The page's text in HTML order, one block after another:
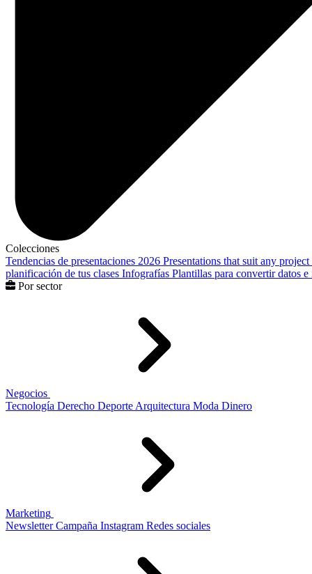
Colecciones
Tendencias de presentaciones 2026 Presentations that suit any project
planificación de tus clases Infografías Plantillas para convertir datos
Por sector
Negocios
Tecnología Derecho Deporte Arquitectura Moda Dinero
Marketing
Newsletter Campaña Instagram Redes sociales